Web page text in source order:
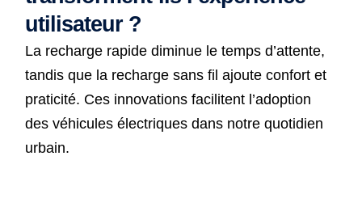
utilisateur ?
La recharge rapide diminue le temps d’attente,
tandis que la recharge sans fil ajoute confort et
praticité. Ces innovations facilitent l’adoption
des véhicules électriques dans notre quotidien
urbain.